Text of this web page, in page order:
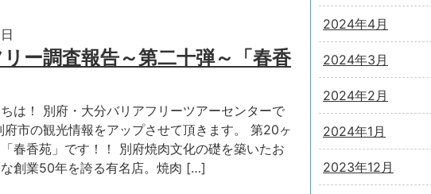
ー調査報告～第二十弾～「春香
は！ 別府・大分バリアフリーツアーセンターで
府市の観光情報をアップさせて頂きます。 第20ヶ
春香苑」です！！ 別府焼肉文化の礎を築いたお
創業50年を誇る有名店。焼肉 […]
2024年4月
2024年3月
2024年2月
2024年1月
2023年12月